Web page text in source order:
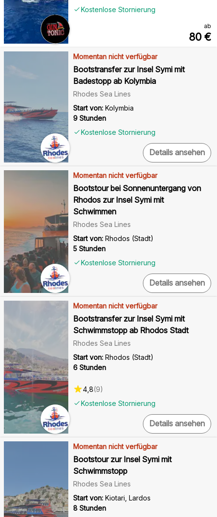
Kostenlose Stornierung
ab
80 €
Momentan nicht verfügbar
Bootstransfer zur Insel Symi mit
Badestopp ab Kolymbia
Rhodes Sea Lines
Start von: Kolymbia
9 Stunden
Kostenlose Stornierung
Details ansehen
Momentan nicht verfügbar
Bootstour bei Sonnenuntergang von
Rhodos zur Insel Symi mit
Schwimmen
Rhodes Sea Lines
Start von: Rhodos (Stadt)
5 Stunden
Kostenlose Stornierung
Details ansehen
Momentan nicht verfügbar
Bootstransfer zur Insel Symi mit
Schwimmstopp ab Rhodos Stadt
Rhodes Sea Lines
Start von: Rhodos (Stadt)
6 Stunden
Kostenlose Stornierung
4,8(9)
Details ansehen
Momentan nicht verfügbar
Bootstour zur Insel Symi mit
Schwimmstopp
Rhodes Sea Lines
Start von: Kiotari, Lardos
8 Stunden